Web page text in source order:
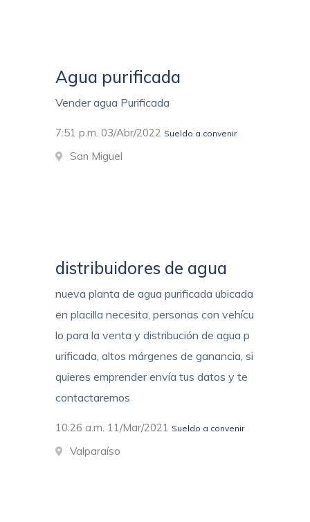
Agua purificada
Vender agua Purificada
7:51 p.m. 03/Abr/2022 Sueldo a convenir
San Miguel
distribuidores de agua
nueva planta de agua purificada ubicada
en placilla necesita, personas con vehícu
lo para la venta y distribución de agua p
urificada, altos márgenes de ganancia, si
quieres emprender envía tus datos y te
contactaremos
10:26 a.m. 11/Mar/2021 Sueldo a convenir
Valparaíso